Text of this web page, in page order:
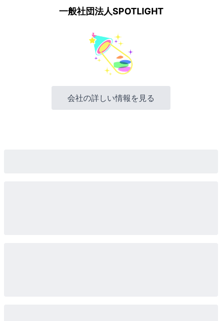
一般社団法人SPOTLIGHT
会社の詳しい情報を見る